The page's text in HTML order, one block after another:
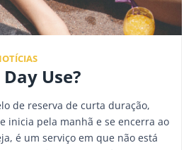
Use?
de reserva de curta duração,
inicia pela manhã e se encerra ao
é um serviço em que não está